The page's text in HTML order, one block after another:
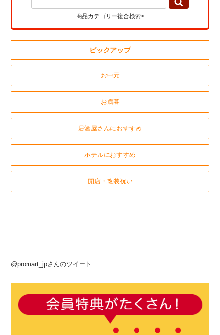
商品カテゴリー複合検索>
ピックアップ
お中元
お歳暮
居酒屋さんにおすすめ
ホテルにおすすめ
開店・改装祝い
@promart_jpさんのツイート